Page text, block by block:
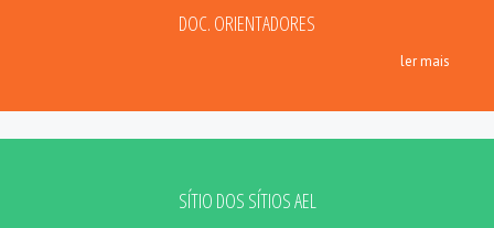
DOC. ORIENTADORES
ler mais
SÍTIO DOS SÍTIOS AEL